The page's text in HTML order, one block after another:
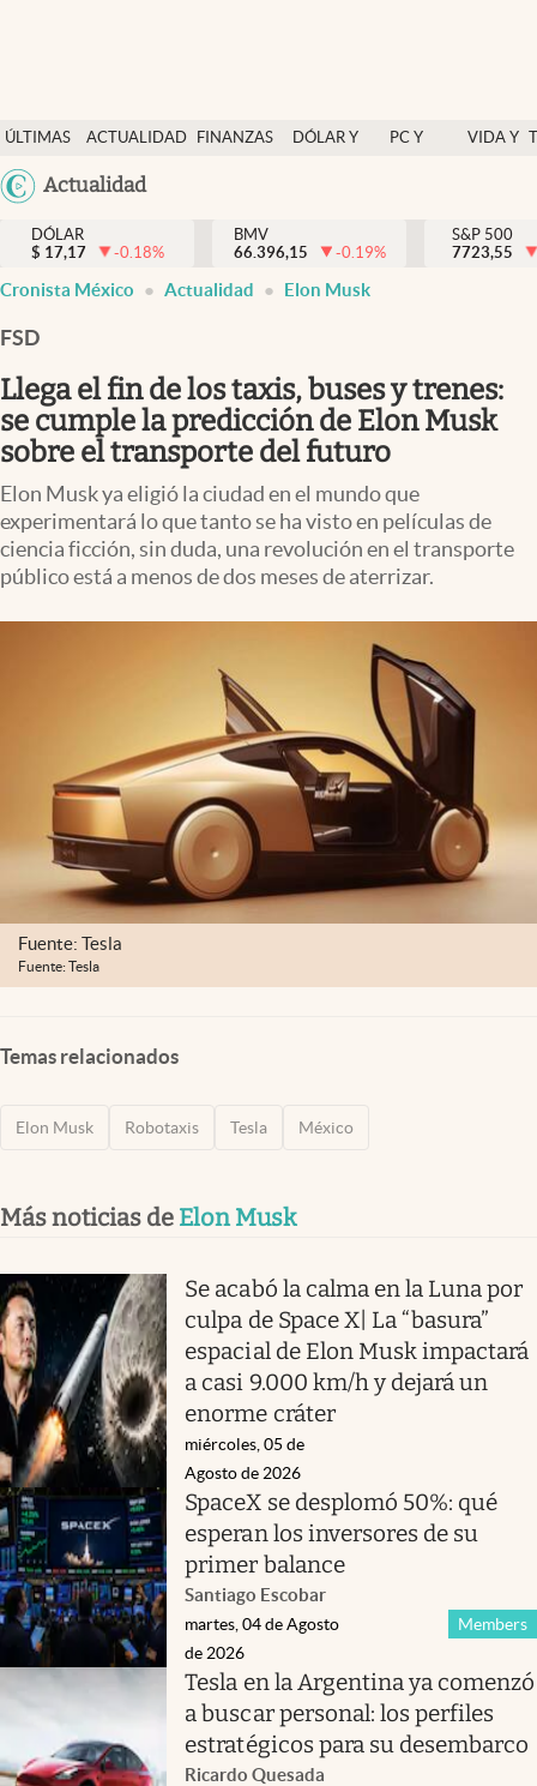
ÚLTIMAS
NOTICIAS
ACTUALIDAD
FINANZAS
DÓLAR Y
PC Y
VIDA Y
México
Actualidad
Actualidad
Finanzas y economía
Dólar y mercados
Pc y celular
Vida y estilo
Tv
Clima
DÓLAR
$ 17,17 -0.18%
BMV
66.396,15
-0.19%
S&P 500
7723,55
Cronista México Actualidad Elon Musk
FSD
Llega el fin de los taxis, buses y trenes:
se cumple la predicción de Elon Musk
sobre el transporte del futuro
Elon Musk ya eligió la ciudad en el mundo que
experimentará lo que tanto se ha visto en películas de
ciencia ficción, sin duda, una revolución en el transporte
público está a menos de dos meses de aterrizar.
Fuente: Tesla
Fuente: Tesla
Temas relacionados
Elon Musk Robotaxis Tesla México
Más noticias de Elon Musk
Se acabó la calma en la Luna por
culpa de Space X| La “basura”
espacial de Elon Musk impactará
a casi 9.000 km/h y dejará un
enorme cráter
miércoles, 05 de
Agosto de 2026
SpaceX se desplomó 50%: qué
esperan los inversores de su
primer balance
Santiago Escobar
Members
martes, 04 de Agosto
de 2026
Tesla en la Argentina ya comenzó
a buscar personal: los perfiles
estratégicos para su desembarco
Ricardo Quesada